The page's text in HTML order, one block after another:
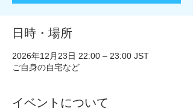
日時・場所
2026年12月23日 22:00 – 23:00 JST
ご自身の自宅など
イベントについて